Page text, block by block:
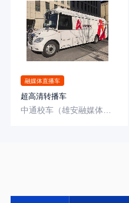
融媒体直播车
超高清转播车